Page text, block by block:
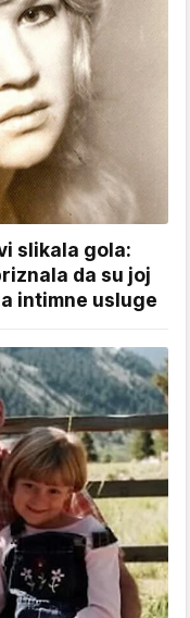
slikala gola:
da su joj
intimne usluge